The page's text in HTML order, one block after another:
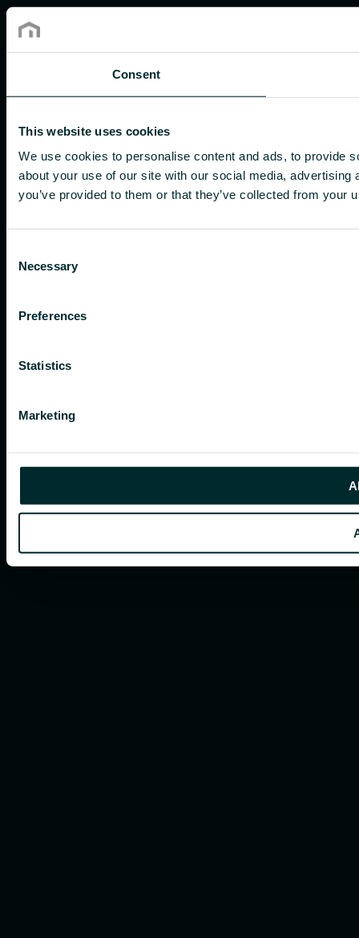
Consent
This website uses cookies
We use cookies to personalise content and ads, to provide
about your use of our site with our social media,
you’ve provided to them or that they’ve collected from your
Selection
Necessary
Preferences
Statistics
Marketing